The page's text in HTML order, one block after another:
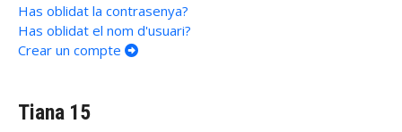
Has oblidat la contrasenya?
Has oblidat el nom d'usuari?
Crear un compte
Tiana 15